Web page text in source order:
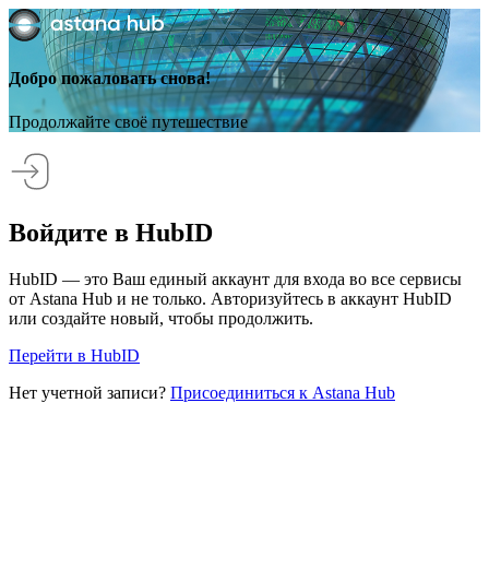
Добро пожаловать снова!
Продолжайте своё путешествие
Войдите в HubID
HubID — это Ваш единый аккаунт для входа во все сервисы
от Astana Hub и не только. Авторизуйтесь в аккаунт HubID
или создайте новый, чтобы продолжить.
Перейти в HubID
Нет учетной записи? Присоединиться к Astana Hub